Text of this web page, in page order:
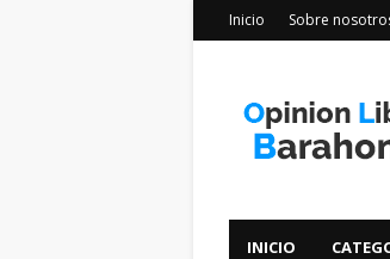
Inicio Sobre
INICIO